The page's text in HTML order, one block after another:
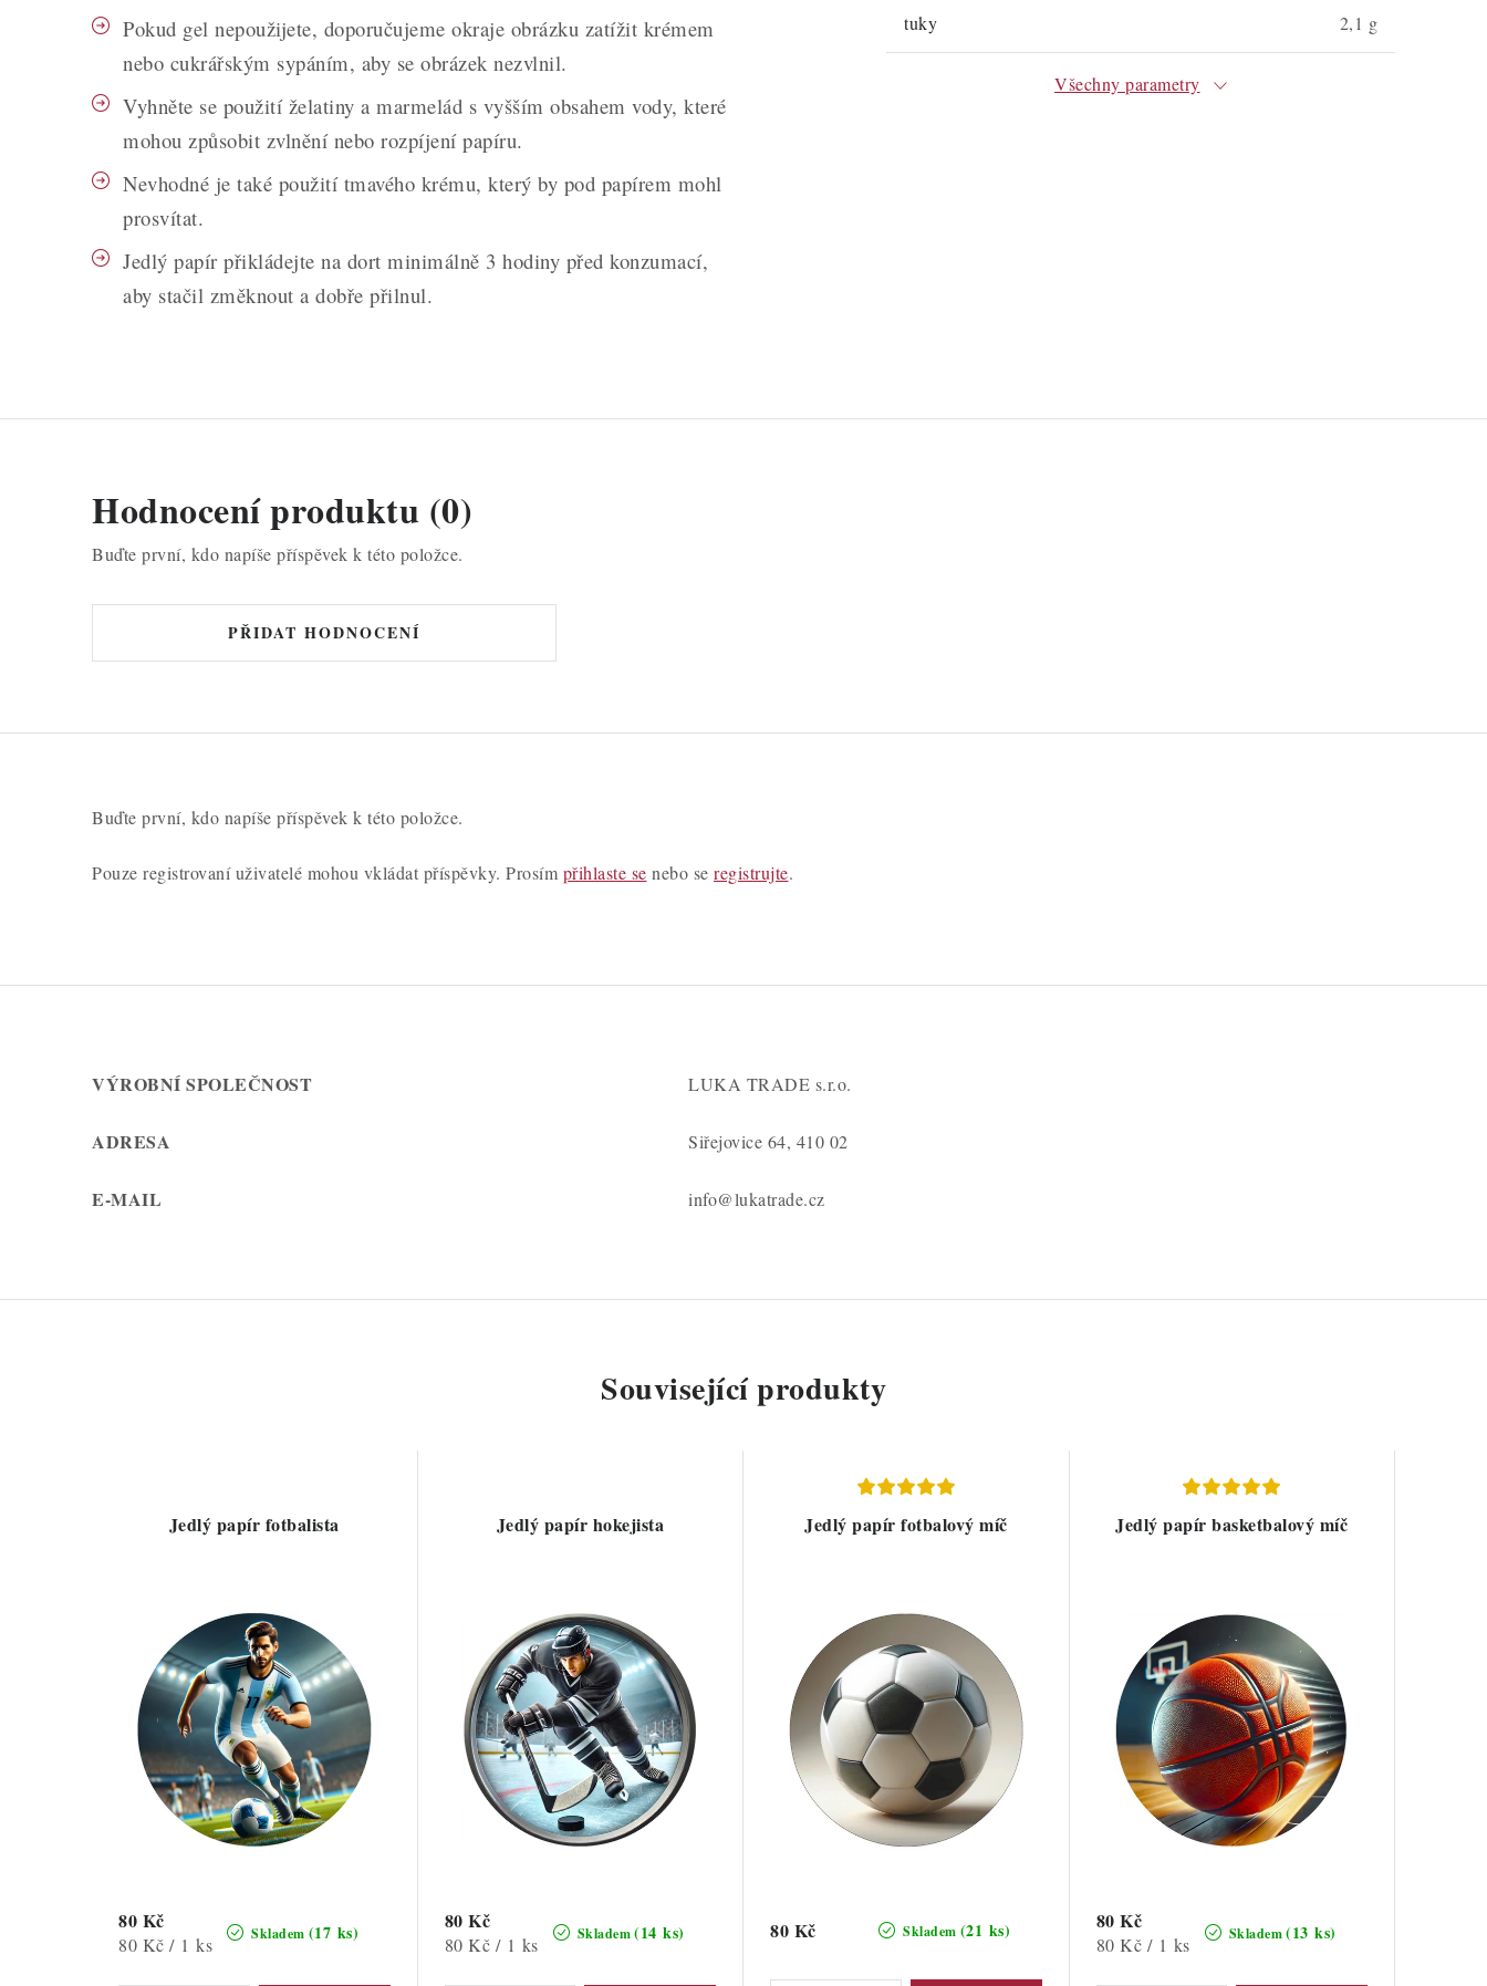
Pokud gel nepoužijete, doporučujeme okraje obrázku zatížit krémem
nebo cukrářským sypáním, aby se obrázek nezvlnil.
Vyhněte se použití želatiny a marmelád s vyšším obsahem vody, které
mohou způsobit zvlnění nebo rozpíjení papíru.
Nevhodné je také použití tmavého krému, který by pod papírem mohl
prosvítat.
Jedlý papír přikládejte na dort minimálně 3 hodiny před konzumací,
aby stačil změknout a dobře přilnul.
tuky 2,1 g
Všechny parametry
Hodnocení produktu (0)
Buďte první, kdo napíše příspěvek k této položce.
PŘIDAT HODNOCENÍ
Buďte první, kdo napíše příspěvek k této položce.
Pouze registrovaní uživatelé mohou vkládat příspěvky. Prosím přihlaste se nebo se registrujte.
VÝROBNÍ SPOLEČNOST LUKA TRADE s.r.o.
ADRESA Siřejovice 64, 410 02
E-MAIL info@lukatrade.cz
Související produkty
Jedlý papír fotbalista
Skladem (17 ks)
80 Kč
Měrná
80 Kč / 1 ks
Jedlý papír hokejista
Skladem(14 ks)
80 Kč
Měrná
80 Kč / 1 ks
Jedlý papír fotbalový míč
Skladem (21 ks)
80 Kč
Jedlý papír basketbalový míč
Skladem(13 ks)
80 Kč
Měrná
80 Kč / 1 ks